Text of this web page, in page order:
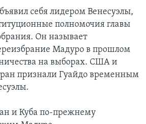
себя лидером Венесуэлы,
полномочия главы
Он называет
Мадуро в прошлом
на выборах. США и
признали Гуайдо временным
и Куба по-прежнему